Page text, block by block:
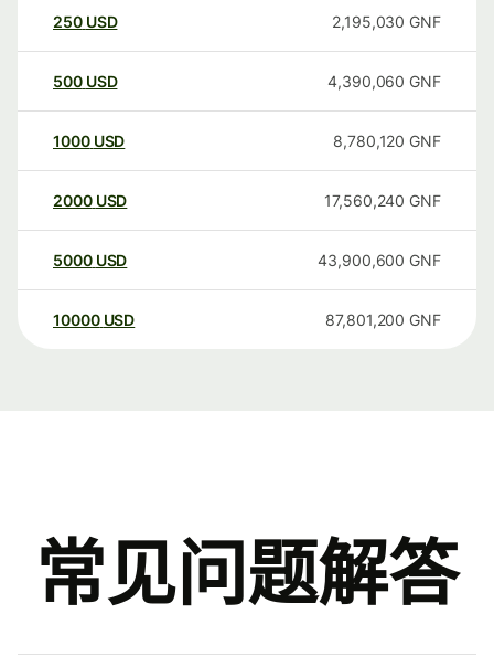
250 USD 2,195,030 GNF
500 USD 4,390,060 GNF
1000 USD 8,780,120 GNF
2000 USD 17,560,240 GNF
5000 USD 43,900,600 GNF
10000 USD 87,801,200 GNF
常见问题解答